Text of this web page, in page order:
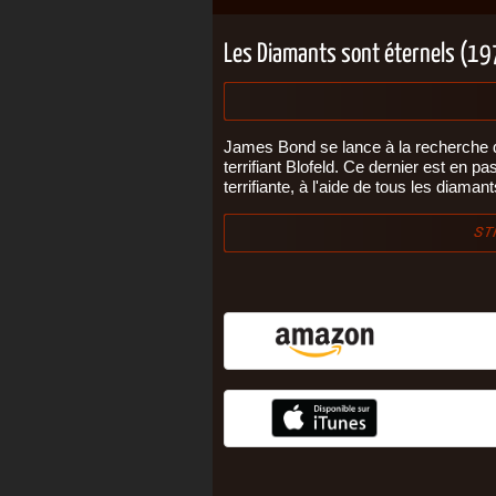
Les Diamants sont éternels
James Bond se lance à la recherche
terrifiant Blofeld. Ce dernier est en
terrifiante, à l'aide de tous les